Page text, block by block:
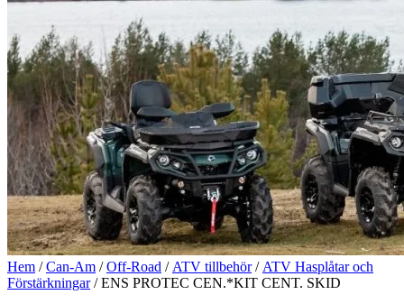
Hem /Can-Am /Off-Road / ATV tillbehör/ ATV Hasplåtar och
Förstärkningar/ ENS PROTEC CEN.*KIT CENT. SKID